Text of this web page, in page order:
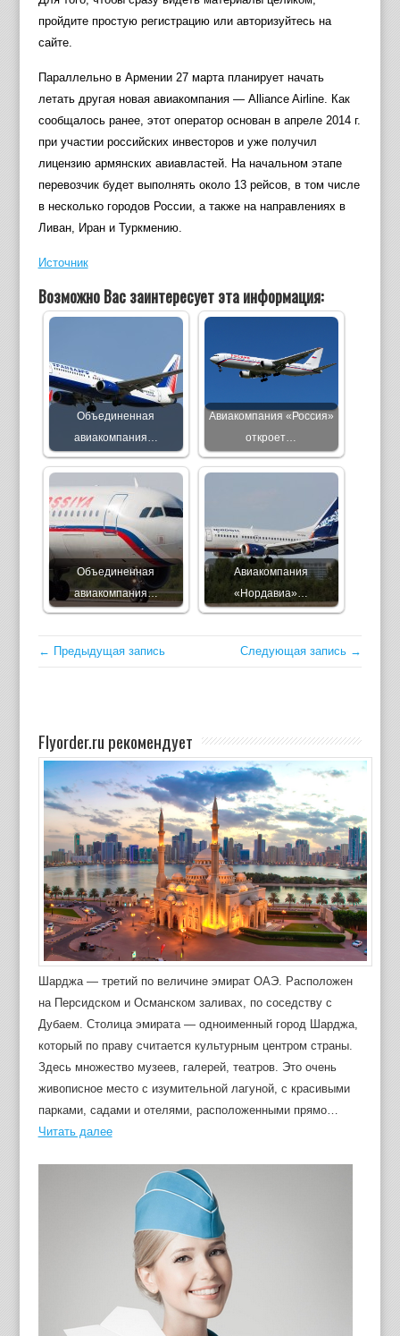
пройдите простую регистрацию или авторизуйтесь на
сайте.
Параллельно в Армении 27 марта планирует начать
летать другая новая авиакомпания — Alliance Airline. Как
сообщалось ранее, этот оператор основан в апреле 2014 г.
при участии российских инвесторов и уже получил
лицензию армянских авиавластей. На начальном этапе
перевозчик будет выполнять около 13 рейсов, в том числе
в несколько городов России, а также на направлениях в
Ливан, Иран и Туркмению.
Источник
Возможно Вас заинтересует эта информация:
Объединенная
авиакомпания…
Авиакомпания «Россия»
откроет…
Объединенная
авиакомпания…
Авиакомпания
«Нордавиа»…
← Предыдущая запись Следующая запись →
Flyorder.ru рекомендует
Шарджа — третий по величине эмират ОАЭ. Расположен
на Персидском и Османском заливах, по соседству с
Дубаем. Столица эмирата — одноименный город Шарджа,
который по праву считается культурным центром страны.
Здесь множество музеев, галерей, театров. Это очень
живописное место с изумительной лагуной, с красивыми
парками, садами и отелями, расположенными прямо…
Читать далее